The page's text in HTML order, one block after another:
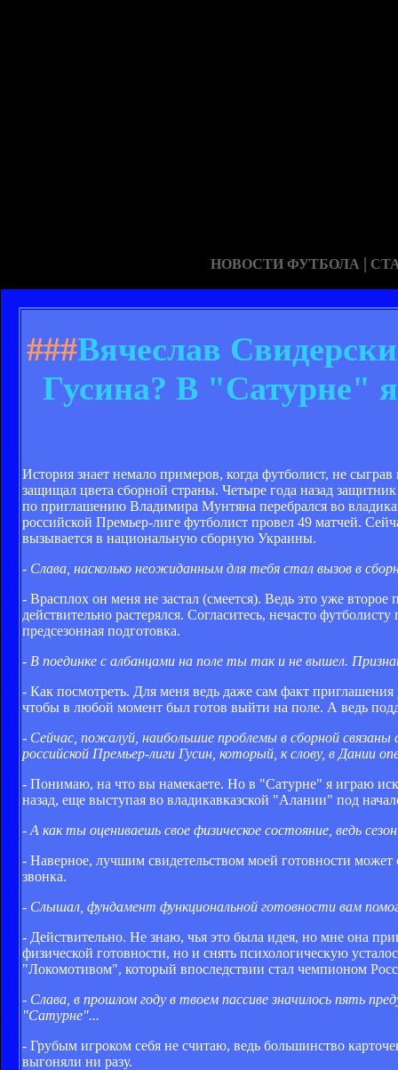
НОВОСТИ ФУТБОЛА |
###Вячеслав
Гусина? В "Сатурне"
История знает немало примеров, когда футболист, не
защищал цвета сборной страны. Четыре года назад
по приглашению Владимира Мунтяна перебрался во
российской Премьер-лиге футболист провел 49 матчей.
вызывается в национальную сборную Украины.
- Слава, насколько неожиданным для тебя стал вызов в
- Врасплох он меня не застал (смеется). Ведь это уже
действительно растерялся. Согласитесь, нечасто
предсезонная подготовка.
- В поединке с албанцами на поле ты так и не вышел.
- Как посмотреть. Для меня ведь даже сам факт
чтобы в любой момент был готов выйти на поле. А ведь
- Сейчас, пожалуй, наибольшие проблемы в сборной
российской Премьер-лиги Гусин, который, к слову, в Дании
- Понимаю, на что вы намекаете. Но в "Сатурне" я играю
назад, еще выступая во владикавказской "Алании" под
- А как ты оцениваешь свое физическое состояние, ведь
- Наверное, лучшим свидетельством моей готовности
звонка.
- Слышал, фундамент функциональной готовности вам
- Действительно. Не знаю, чья это была идея, но мне она
физической готовности, но и снять психологическую
"Локомотивом", который впоследствии стал чемпионом
- Слава, в прошлом году в твоем пассиве значилось пять
"Сатурне"...
- Грубым игроком себя не считаю, ведь большинство
выгоняли ни разу.